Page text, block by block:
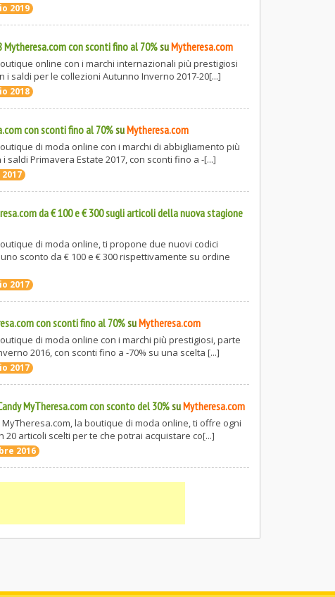
2019
Mytheresa.com con sconti fino al 70%suMytheresa.com
online con i marchi internazionali più prestigiosi
i saldi per le collezioni Autunno Inverno 2017-20[...]
2018
con sconti fino al 70%suMytheresa.com
di moda online con i marchi di abbigliamento più
saldi Primavera Estate 2017, con sconti fino a -[...]
da € 100 e € 300 sugli articoli della nuova stagione
di moda online, ti propone due nuovi codici
sconto da € 100 e € 300 rispettivamente su ordine
2017
con sconti fino al 70%suMytheresa.com
di moda online con i marchi più prestigiosi, parte
2016, con sconti fino a -70% su una scelta [...]
2017
MyTheresa.com con sconto del 30%suMytheresa.com
la boutique di moda online, ti offre ogni
20 articoli scelti per te che potrai acquistare co[...]
2016